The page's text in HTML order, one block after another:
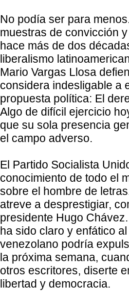
No podía ser para
muestras de convicción
hace más de dos
liberalismo
Mario Vargas Llosa
considera indesligable a
propuesta política: El
Algo de difícil ejercicio
que su sola presencia
el campo adverso.
El Partido Socialista
conocimiento de todo el
sobre el hombre de
atreve a desprestigiar,
presidente Hugo
ha sido claro y enfático
venezolano podría
la próxima semana,
otros escritores, diserte
libertad y democracia.